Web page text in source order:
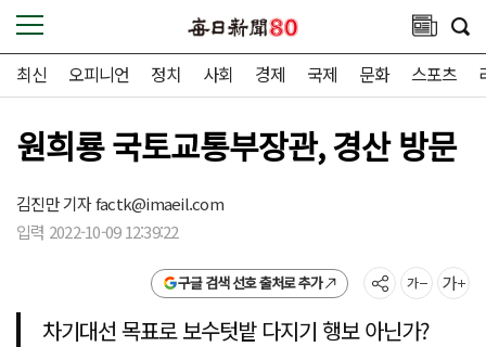
최신 오피니언 정치 사회 경제 국제 문화 스포츠
원희룡 국토교통부장관, 경산 방문
김진만 기자factk@imaeil.com
입력 2022-10-09 12:39:22
구글 검색 선호 출처로 추가
차기대선 목표로 보수텃밭 다지기 행보 아닌가?